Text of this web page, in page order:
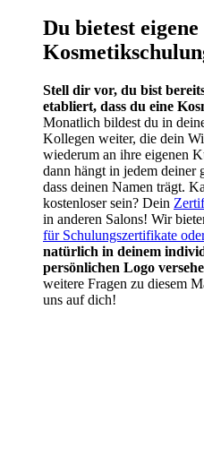
Du bietest eigene
Stell dir vor, du bist
etabliert, dass du eine
Monatlich bildest du in
Kollegen weiter, die dein
wiederum an ihre eigenen
dann hängt in jedem deiner
dass deinen Namen trägt.
kostenloser sein? Dein
in anderen Salons! Wir
für Schulungszertifikate
natürlich in deinem
persönlichen Logo
weitere Fragen zu diesem
uns auf dich!